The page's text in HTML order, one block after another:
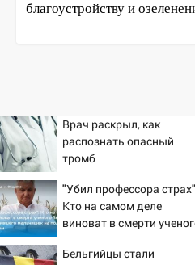
благоустройству и
Врач раскрыл, как
распознать опасный
тромб
"Убил профессора
Кто на самом деле
виноват в смерти
мальчишек на поле с
Бельгийцы стали